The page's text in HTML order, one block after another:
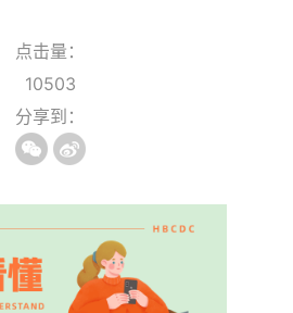
点击量：
10503
分享到：